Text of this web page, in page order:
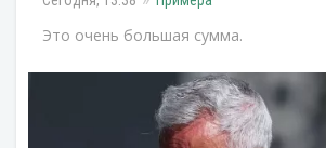
Это очень большая сумма.